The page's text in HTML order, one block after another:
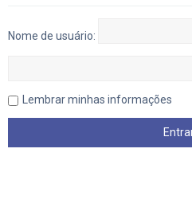
Nome de usuário:
Lembrar minhas informações